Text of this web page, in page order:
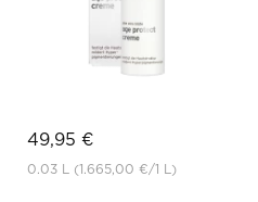
49,95 €
0.03 L (1.665,00 €/1 L)